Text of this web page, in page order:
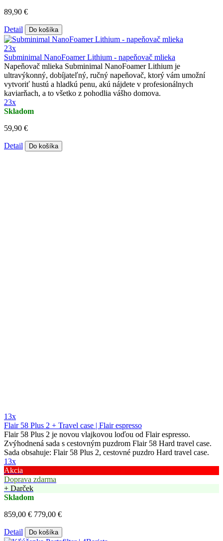
89,90 €
Detail Do košíka
23x
Subminimal NanoFoamer Lithium - napeňovač mlieka
Napeňovač mlieka Subminimal NanoFoamer Lithium je
ultravýkonný, dobíjateľný, ručný napeňovač, ktorý vám umožní
vytvoriť hustú a hladkú penu, akú nájdete v profesionálnych
kaviarňach, a to všetko z pohodlia vášho domova.
23x
Skladom
59,90 €
Detail Do košíka
13x
Flair 58 Plus 2 + Travel case | Flair espresso
Flair 58 Plus 2 je novou vlajkovou loďou od Flair espresso.
Zvýhodnená sada s cestovným puzdrom Flair 58 Hard travel case.
Sada obsahuje: Flair 58 Plus 2, cestovné puzdro Hard travel case.
13x
Akcia
Doprava zdarma
+ Darček
Skladom
859,00 € 779,00 €
Detail Do košíka